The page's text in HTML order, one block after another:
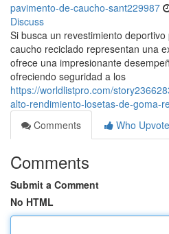
pavimento-de-caucho-sant229987
Discuss
Si busca un revestimiento
caucho reciclado representan una
ofrece una impresionante
ofreciendo seguridad a los
https://worldlistpro.com/
alto-rendimiento-losetas-de-goma-
Comments
Who
Comments
Submit a Comment
No HTML